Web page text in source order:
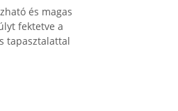
és magas
fektetve a
tapasztalattal